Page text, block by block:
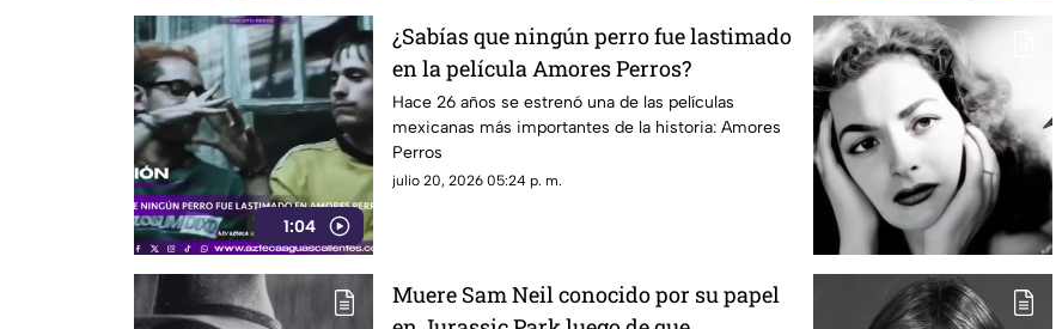
1:04
¿Sabías que ningún perro fue lastimado
en la película Amores Perros?
Hace 26 años se estrenó una de las películas
mexicanas más importantes de la historia: Amores
Perros
julio 20, 2026 05:24 p. m.
Muere Sam Neil conocido por su papel